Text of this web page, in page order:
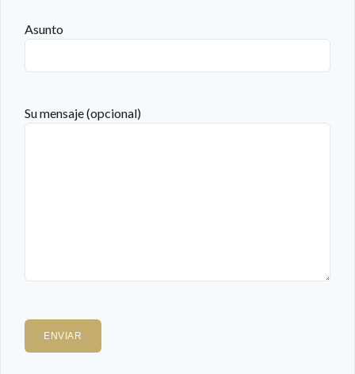
Asunto
Su mensaje (opcional)